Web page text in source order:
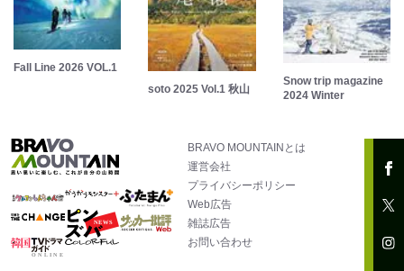
Fall Line 2026 VOL.1
soto 2025 Vol.1 秋山
Snow trip magazine
2024 Winter
BRAVO MOUNTAINとは
運営会社
プライバシーポリシー
Web広告
雑誌広告
お問い合わせ